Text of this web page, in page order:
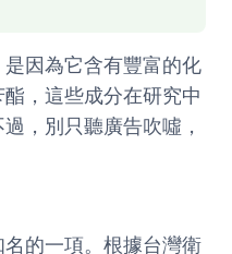
因為它含有豐富的化
，這些成分在研究中
，別只聽廣告吹噓，
的一項。根據台灣衛